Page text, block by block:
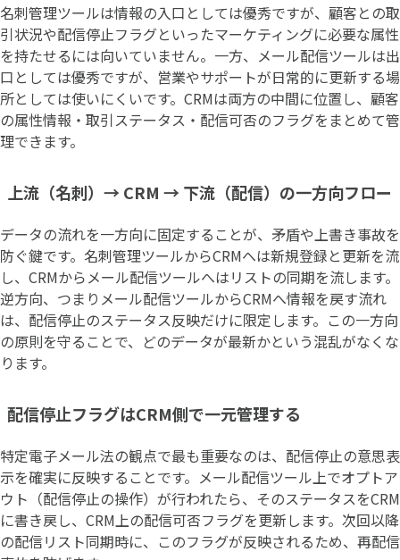
名刺管理ツールは情報の入口としては優秀ですが、顧客との取
引状況や配信停止フラグといったマーケティングに必要な属性
を持たせるには向いていません。一方、メール配信ツールは出
口としては優秀ですが、営業やサポートが日常的に更新する場
所としては使いにくいです。CRMは両方の中間に位置し、顧客
の属性情報・取引ステータス・配信可否のフラグをまとめて管
理できます。
上流（名刺）→ CRM → 下流（配信）の一方向フロー
データの流れを一方向に固定することが、矛盾や上書き事故を
防ぐ鍵です。名刺管理ツールからCRMへは新規登録と更新を流
し、CRMからメール配信ツールへはリストの同期を流します。
逆方向、つまりメール配信ツールからCRMへ情報を戻す流れ
は、配信停止のステータス反映だけに限定します。この一方向
の原則を守ることで、どのデータが最新かという混乱がなくな
ります。
配信停止フラグはCRM側で一元管理する
特定電子メール法の観点で最も重要なのは、配信停止の意思表
示を確実に反映することです。メール配信ツール上でオプトア
ウト（配信停止の操作）が行われたら、そのステータスをCRM
に書き戻し、CRM上の配信可否フラグを更新します。次回以降
の配信リスト同期時に、このフラグが反映されるため、再配信